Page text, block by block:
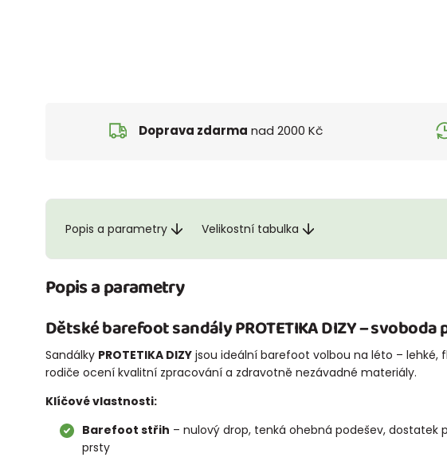
Doprava zdarma nad 2000 Kč
Popis a parametry Velikostní tabulka
Popis a parametry
Dětské barefoot sandályPROTETIKA DIZY– svoboda
Sandálky PROTETIKA DIZY jsou ideální barefoot volbou na léto – lehké,
rodiče ocení kvalitní zpracování a zdravotně nezávadné materiály.
Klíčové vlastnosti:
Barefoot střih – nulový drop, tenká ohebná podešev, dostatek
prsty